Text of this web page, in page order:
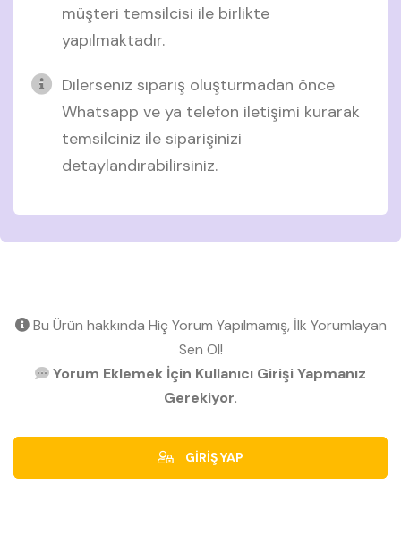
müşteri temsilcisi ile birlikte
yapılmaktadır.
Dilerseniz sipariş oluşturmadan önce
Whatsapp ve ya telefon iletişimi kurarak
temsilciniz ile siparişinizi
detaylandırabilirsiniz.
Bu Ürün hakkında Hiç Yorum Yapılmamış, İlk Yorumlayan
Sen Ol!
Yorum Eklemek İçin Kullanıcı Girişi Yapmanız
Gerekiyor.
GİRİŞ YAP